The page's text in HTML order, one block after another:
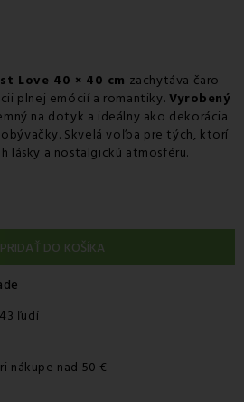
odber v odbernom mieste GLS
doručenie kuriérom na adresu
Love 40 × 40 cm zachytáva čaro
plnej emócií a romantiky. Vyrobený
na dotyk a ideálny ako dekorácia
Skvelá voľba pre tých, ktorí
lásky a nostalgickú atmosféru.
PRIDAŤ DO KOŠÍKA
ľudí
nákupe nad 50 €